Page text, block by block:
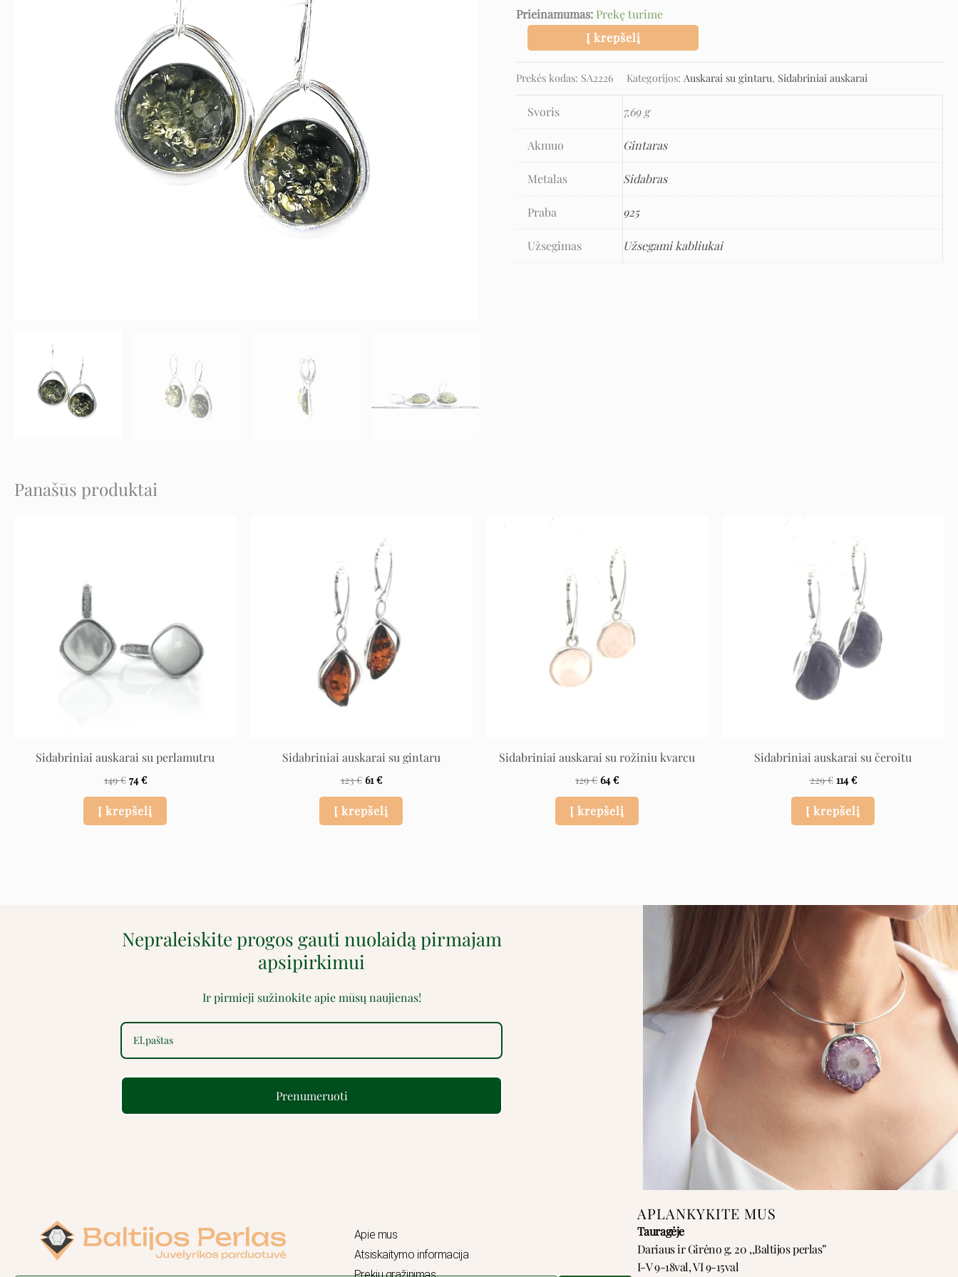
Prieinamumas: Prekę turime
Į krepšelį
Prekės kodas: SA2226 Kategorijos: Auskarai su gintaru, Sidabriniai auskarai
Svoris 7,69 g
Akmuo Gintaras
Metalas Sidabras
Praba 925
Užsegimas Užsegami kabliukai
Panašūs produktai
Sidabriniai auskarai su perlamutru
149€ 74€
Į krepšelį
Sidabriniai auskarai su gintaru
123€
was:
123 €.
61€
is:
61 €.
Į krepšelį
Sidabriniai auskarai su rožiniu kvarcu
129€
was:
129 €.
64€
64 €.
Į krepšelį
Sidabriniai auskarai su čeroitu
229€
was:
229 €.
114€
is:
114 €.
Į krepšelį
Nepraleiskite progos gauti nuolaidą pirmajam
apsipirkimui
Ir pirmieji sužinokite apie mūsų naujienas!
Prenumeruoti
Apie mus
Atsiskaitymo informacija
APLANKYKITE MUS
Tauragėje
Dariaus ir Girėno g. 20 ,,Baltijos perlas”
I-V 9-18val, VI 9-15val